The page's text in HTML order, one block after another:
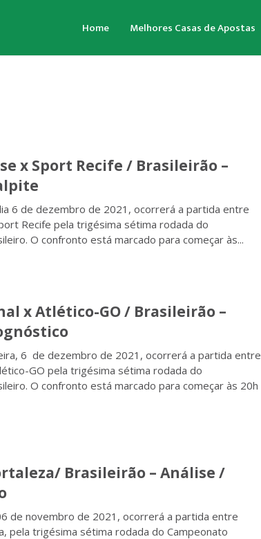
Home Melhores Casas de Apostas
x Sport Recife / Brasileirão –
6 de dezembro de 2021, ocorrerá a partida entre
Recife pela trigésima sétima rodada do
O confronto está marcado para começar às...
x Atlético-GO / Brasileirão –
6 de dezembro de 2021, ocorrerá a partida entre
GO pela trigésima sétima rodada do
O confronto está marcado para começar às 20h
Brasileirão – Análise /
de novembro de 2021, ocorrerá a partida entre
pela trigésima sétima rodada do Campeonato